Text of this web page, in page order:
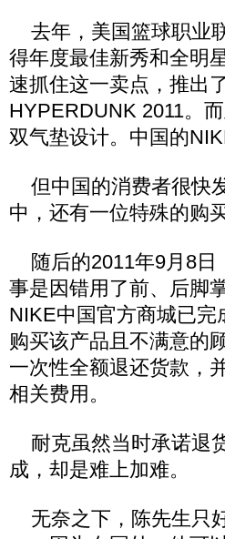
去年，美国篮球职业
得年度最佳新秀和全明
速抓住这一卖点，推出
HYPERDUNK 2011。
双气垫设计。中国的
但中国的消费者很快
中，还有一位特殊的
随后的2011年9月8日
事是因错用了前、后脚
NIKE中国官方商城已
购买该产品且不满意的
一次性全额退还货款，
相关费用。
耐克虽然当时承诺退
成，却是难上加难。
无奈之下，陈先生只